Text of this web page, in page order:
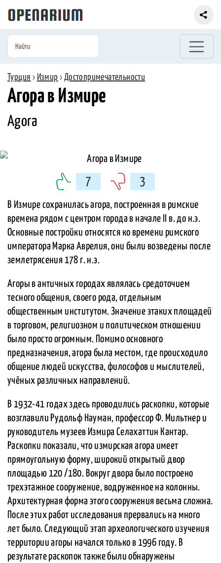
Турция › Измир › Достопримечательности
Агора в Измире
Agora
7 3
В Измире сохранилась агора, построенная в римские
времена рядом с центром города в начале II в. до н.э.
Основные постройки относятся ко времени римского
императора Марка Аврелия, они были возведены после
землетрясения 178 г. н.э.
Агоры в античных городах являлась средоточием
тесного общения, своего рода, отдельным
общественным институтом. Значение этаких площадей
в торговом, религиозном и политическом отношении
было просто огромным. Помимо основного
предназначения, агора была местом, где происходило
общение людей искусства, философов и мыслителей,
учёных различных направлений.
В 1932-41 годах здесь проводились раскопки, которые
возглавили Рудольф Науман, профессор Ф. Мильтнер и
руководитель музеев Измира Селахаттин Кантар.
Раскопки показали, что измирская агора имеет
прямоугольную форму, широкий открытый двор
площадью 120 /180. Вокруг двора было построено
трехэтажное сооружение, водруженное на колонны.
Архитектурная форма этого сооружения весьма сложна.
После этих работ исследования прервались на много
лет было. Следующий этап археологического изучения
территории агоры начался только в 1996 году. В
результате раскопок также были обнаружены